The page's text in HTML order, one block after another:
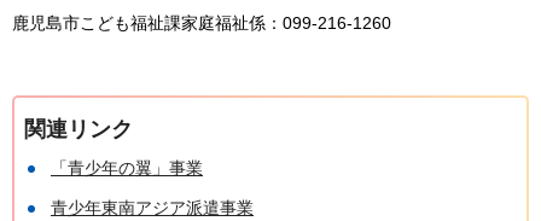
鹿児島市こども福祉課家庭福祉係：099-216-1260
関連リンク
「青少年の翼」事業
青少年東南アジア派遣事業